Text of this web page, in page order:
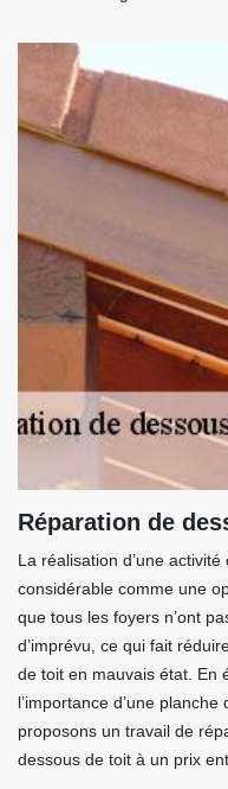
Réparation de
La réalisation d’une
considérable comme une
que tous les foyers n’ont
d’imprévu, ce qui fait
de toit en mauvais état. En
l’importance d’une
proposons un travail de
dessous de toit à un prix